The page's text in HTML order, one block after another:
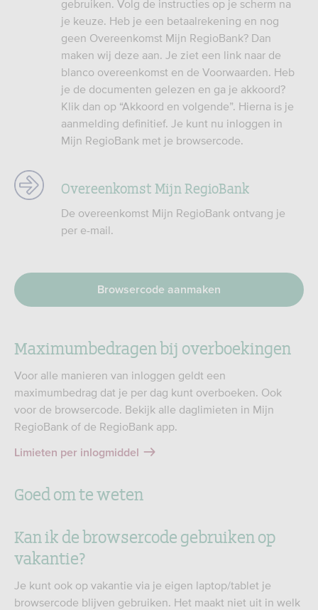
gebruiken. Volg de instructies op je scherm na
je keuze. Heb je een betaalrekening en nog
geen Overeenkomst Mijn RegioBank? Dan
maken wij deze aan. Je ziet een link naar de
blanco overeenkomst en de Voorwaarden. Heb
je de documenten gelezen en ga je akkoord?
Klik dan op “Akkoord en volgende”. Hierna is je
aanmelding definitief. Je kunt nu inloggen in
Mijn RegioBank met je browsercode.
Overeenkomst Mijn RegioBank
De overeenkomst Mijn RegioBank ontvang je
per e-mail.
Browsercode aanmaken
Maximumbedragen bij overboekingen
Voor alle manieren van inloggen geldt een
maximumbedrag dat je per dag kunt overboeken. Ook
voor de browsercode. Bekijk alle daglimieten in Mijn
RegioBank of de RegioBank app.
Limieten per inlogmiddel
Goed om te weten
Kan ik de browsercode gebruiken op
vakantie?
Je kunt ook op vakantie via je eigen laptop/tablet je
browsercode blijven gebruiken. Het maakt niet uit in welk